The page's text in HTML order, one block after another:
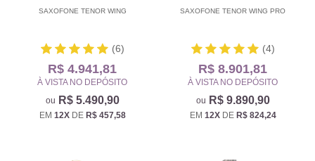
SAXOFONE TENOR WING
(6)
R$ 4.941,81
À VISTA NO DEPÓSITO
R$ 5.490,90
EM 12XDE R$ 457,58
SAXOFONE TENOR WING PRO
(4)
R$ 8.901,81
À VISTA NO DEPÓSITO
R$ 9.890,90
EM 12XDE R$ 824,24